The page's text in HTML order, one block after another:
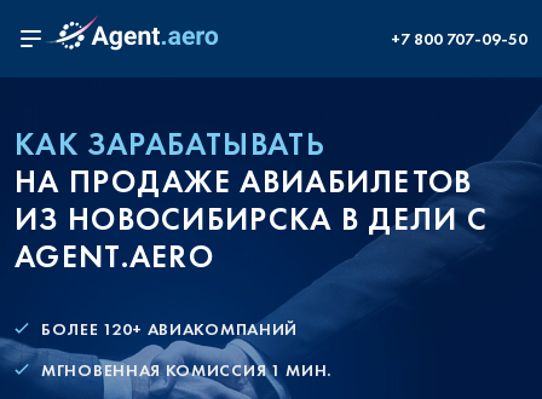
+7 800 707-09-50
КАК ЗАРАБАТЫВАТЬ
НА ПРОДАЖЕ АВИАБИЛЕТОВ
ИЗ НОВОСИБИРСКА В ДЕЛИ С
AGENT.AERO
БОЛЕЕ 120+ АВИАКОМПАНИЙ
МГНОВЕННАЯ КОМИССИЯ 1 МИН.